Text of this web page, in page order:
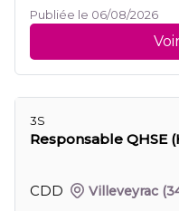
Publiée le 06/08/2026
3S
Responsable QHSE
CDD Villeveyrac